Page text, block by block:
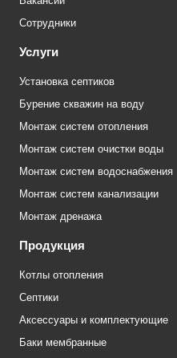
Сотрудники
Услуги
Установка септиков
Бурение скважин на воду
Монтаж систем отопления
Монтаж систем очистки воды
Монтаж систем водоснабжения
Монтаж систем канализации
Монтаж дренажа
Продукция
Котлы отопления
Септики
Аксессуары и комплектующие
Баки мембранные